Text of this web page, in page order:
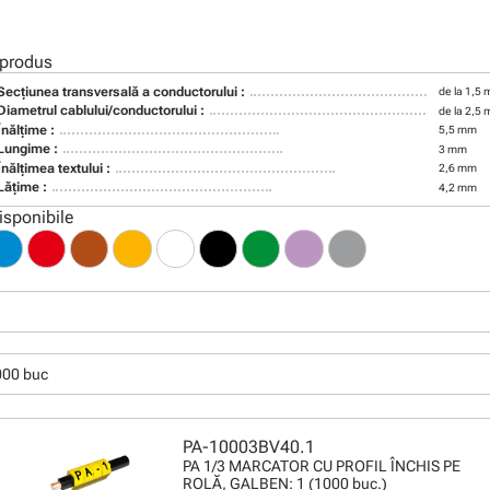
transversală a conductorului : de la 1,5
cablului/conductorului : de la 2,5
: 5,5 mm
: 3 mm
textului : 2,6 mm
: 4,2 mm
buc
PA-10003BV40.1
PA 1/3 MARCATOR CU PROFIL ÎNCHIS PE
ROLĂ, GALBEN: 1 (1000 buc.)